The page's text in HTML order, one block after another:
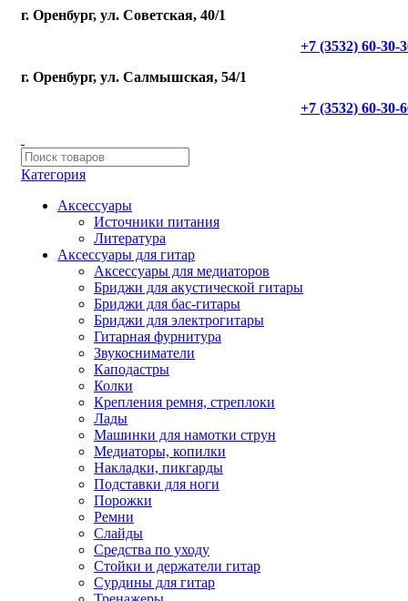
г. Оренбург, ул. Советская, 40/1
+7 (3532) 60-30-
г. Оренбург, ул. Салмышская, 54/1
+7 (3532) 60-30-
Категория
Аксессуары
Источники питания
Литература
Аксессуары для гитар
Аксессуары для медиаторов
Бриджи для акустической гитары
Бриджи для бас-гитары
Бриджи для электрогитары
Гитарная фурнитура
Звукосниматели
Каподастры
Колки
Крепления ремня, стреплоки
Лады
Машинки для намотки струн
Медиаторы, копилки
Накладки, пикгарды
Подставки для ноги
Порожки
Ремни
Слайды
Средства по уходу
Стойки и держатели гитар
Сурдины для гитар